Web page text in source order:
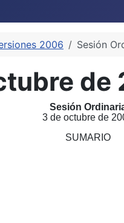
2006 Sesión
de
Sesión
3 de octubre de
SUMARIO